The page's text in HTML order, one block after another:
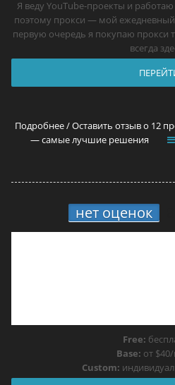
Я веду YouTube-проекты и
поэтому прокси — мой ежедневный
первую очередь я покупаю
всегда
Подробнее / Оставить отзыв о 12
— самые лучшие решения
нет оценок
Free:
Base: от
Custom: